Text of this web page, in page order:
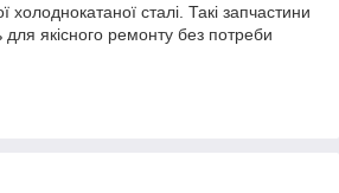
холоднокатаної сталі. Такі запчастини
якісного ремонту без потреби